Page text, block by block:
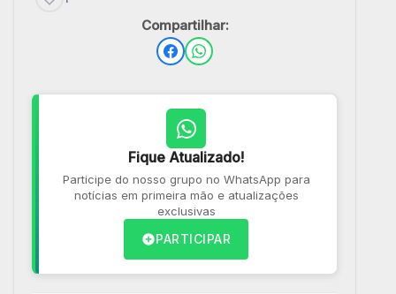
Compartilhar:
Fique Atualizado!
Participe do nosso grupo no WhatsApp para
notícias em primeira mão e atualizações
exclusivas
PARTICIPAR